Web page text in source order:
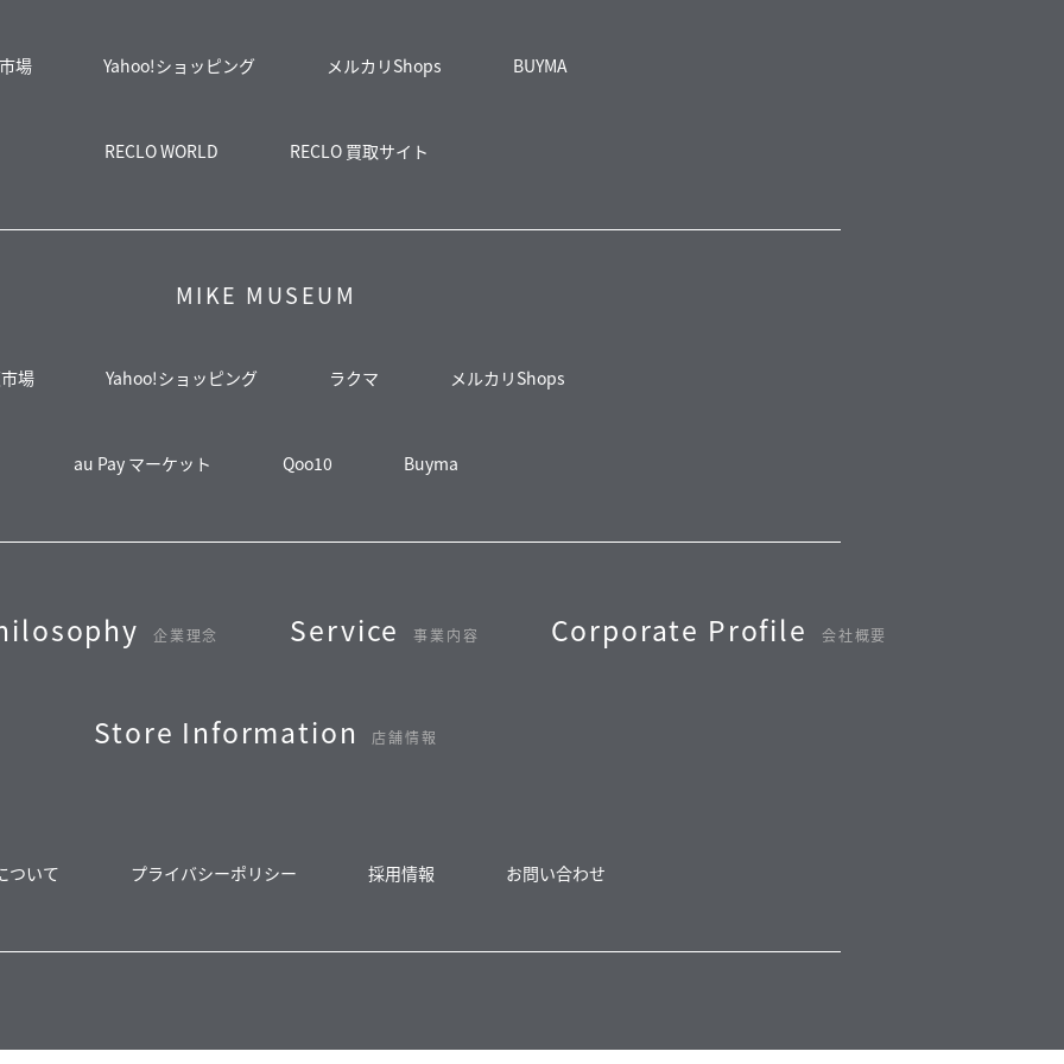
場 Yahoo!ショッピング メルカリShops BUYMA
RECLO WORLD RECLO 買取サイト
MIKE MUSEUM
場 Yahoo!ショッピング ラクマ メルカリShops
au Pay マーケット Qoo10 Buyma
企業理念 Service 事業内容 Corporate Profile 会社概要
Store Information 店舗情報
ついて プライバシーポリシー 採用情報 お問い合わせ